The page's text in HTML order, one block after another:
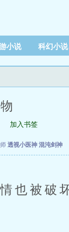
小说 科幻小说
加入书签
透视小医神 混沌剑神
被破